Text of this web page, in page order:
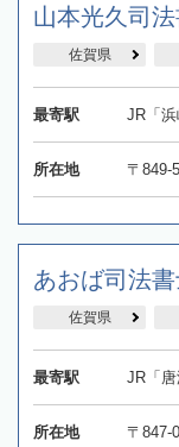
山本光久司
佐賀県
最寄駅 JR「
所在地 〒849-
あおば司法
佐賀県
最寄駅 JR「
所在地
〒847-